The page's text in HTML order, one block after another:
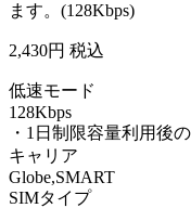
ます。(128Kbps)
2,430円 税込
低速モード
128Kbps
・1日制限容量利用後
キャリア
Globe,SMART
SIMタイプ